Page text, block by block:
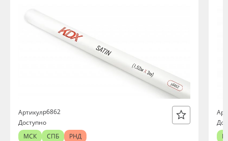
Артикулр6862
Доступно
МСК
СПБ
РНД